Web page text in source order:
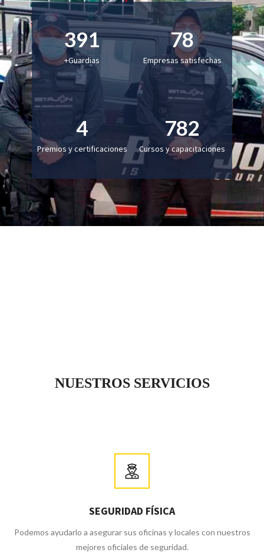
470
+Guardias
94
Empresas satisfechas
5
Premios y certificaciones
941
Cursos y capacitaciones
NUESTROS SERVICIOS
SEGURIDAD FÍSICA
Podemos ayudarlo a asegurar sus oficinas y locales con nuestros
mejores oficiales de seguridad.